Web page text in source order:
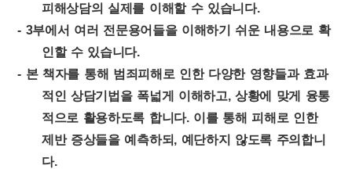
피해상담의 실제를 이해할 수 있습니다.
- 3부에서 여러 전문용어들을 이해하기 쉬운 내용으로 확
인할 수 있습니다.
- 본 책자를 통해 범죄피해로 인한 다양한 영향들과 효과
적인 상담기법을 폭넓게 이해하고, 상황에 맞게 융통
적으로 활용하도록 합니다. 이를 통해 피해로 인한
제반 증상들을 예측하되, 예단하지 않도록 주의합니
다.